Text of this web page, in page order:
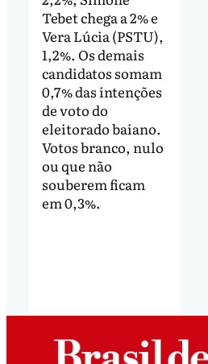
Tebet chega a 2% e
Vera Lúcia (PSTU),
1,2%. Os demais
candidatos somam
0,7% das intenções
de voto do
eleitorado baiano.
Votos branco, nulo
ou que não
souberem ficam
em 0,3%.